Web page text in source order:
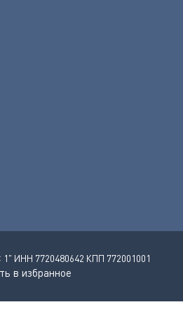
ИНН 7720480642 КПП 772001001
в избранное